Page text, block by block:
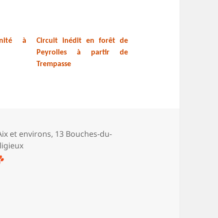
à
Circuit inédit en forêt de
Peyrolles à partir de
Trempasse
et environs, 13 Bouches-du-